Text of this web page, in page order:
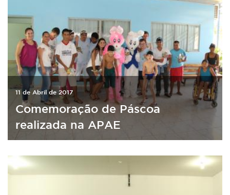
11 de Abril de 2017
Comemoração de Páscoa
realizada na APAE